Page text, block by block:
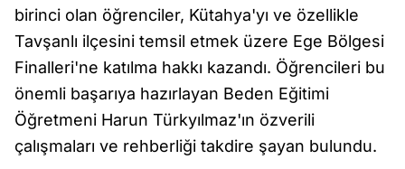
birinci olan öğrenciler, Kütahya'yı ve özellikle
Tavşanlı ilçesini temsil etmek üzere Ege Bölgesi
Finalleri'ne katılma hakkı kazandı. Öğrencileri bu
önemli başarıya hazırlayan Beden Eğitimi
Öğretmeni Harun Türkyılmaz'ın özverili
çalışmaları ve rehberliği takdire şayan bulundu.